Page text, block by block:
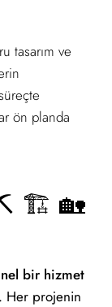
tasarım ve
ön planda
⛏️ 🏗️ 🏡
bir hizmet
Her projenin